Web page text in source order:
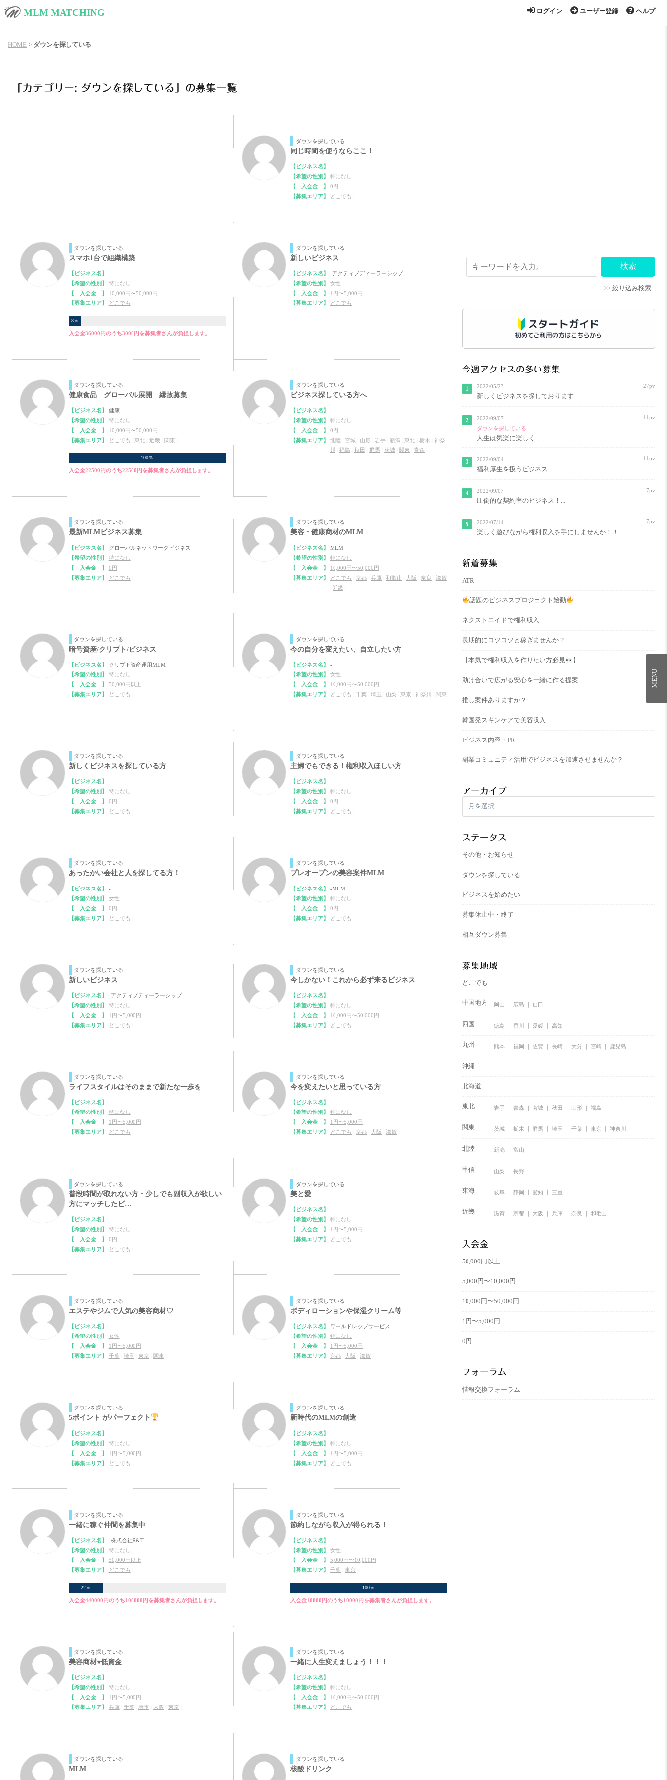
MLM MATCHING ヘルプ
ユーザー登録
ログイン
HOME > ダウンを探している
「カテゴリー: ダウンを探している」の募集一覧
ダウンを探している
同じ時間を使うならここ！
【ビジネス名】
-
【希望の性別】
特になし
【 入会金 】
0円
【募集エリア】
どこでも
ダウンを探している
スマホ1台で組織構築
【ビジネス名】
-
【希望の性別】
特になし
【 入会金 】
10,000円〜50,000円
【募集エリア】
どこでも
8％
入会金36000円のうち3000円を募集者さんが負担します。
ダウンを探している
新しいビジネス
【ビジネス名】
-アクティブディーラーシップ
【希望の性別】
女性
【 入会金 】
1円〜5,000円
【募集エリア】
どこでも
ダウンを探している
健康食品 グローバル展開 縁故募集
【ビジネス名】
健康
【希望の性別】
特になし
【 入会金 】
10,000円〜50,000円
【募集エリア】
どこでも 東北| 近畿 関東
100％
入会金22500円のうち22500円を募集者さんが負担します。
ダウンを探している
ビジネス探している方へ
【ビジネス名】
-
【希望の性別】
特になし
【 入会金 】
0円
【募集エリア】
北陸 |宮城 山形 岩手 新潟 |東北 |栃木 |神奈
|福島 |秋田 群馬 |茨城 関東 青森
ダウンを探している
最新MLMビジネス募集
【ビジネス名】
グローバルネットワークビジネス
【希望の性別】
特になし
【 入会金 】
0円
【募集エリア】
どこでも
ダウンを探している
美容・健康商材のMLM
【ビジネス名】
MLM
【希望の性別】
特になし
【 入会金 】
10,000円〜50,000円
【募集エリア】
どこでも 京都 |兵庫 |和歌山 大阪 |奈良 |滋賀
|近畿
ダウンを探している
暗号資産/クリプト/ビジネス
【ビジネス名】
クリプト資産運用MLM
【希望の性別】
特になし
【 入会金 】
50,000円以上
【募集エリア】
どこでも
ダウンを探している
今の自分を変えたい、自立したい方
【ビジネス名】
-
【希望の性別】
女性
【 入会金 】
10,000円〜50,000円
【募集エリア】
どこでも |千葉 |埼玉 山梨 |東京 |神奈川
関東
ダウンを探している
新しくビジネスを探している方
【ビジネス名】
-
【希望の性別】
特になし
【 入会金 】
0円
【募集エリア】
どこでも
ダウンを探している
主婦でもできる！権利収入ほしい方
【ビジネス名】
-
【希望の性別】
特になし
【 入会金 】
0円
【募集エリア】
どこでも
ダウンを探している
あったかい会社と人を探してる方！
【ビジネス名】
-
【希望の性別】
女性
【 入会金 】
0円
【募集エリア】
どこでも
ダウンを探している
プレオープンの美容案件MLM
【ビジネス名】
-MLM
【希望の性別】
特になし
【 入会金 】
0円
【募集エリア】
どこでも
ダウンを探している
新しいビジネス
【ビジネス名】
-アクティブディーラーシップ
【希望の性別】
特になし
【 入会金 】
1円〜5,000円
【募集エリア】
どこでも
ダウンを探している
今しかない！これから必ず来るビジネス
【ビジネス名】
-
【希望の性別】
特になし
【 入会金 】
10,000円〜50,000円
【募集エリア】
どこでも
ダウンを探している
ライフスタイルはそのままで新たな一歩を
【ビジネス名】
-
【希望の性別】
特になし
【 入会金 】
1円〜5,000円
【募集エリア】
どこでも
ダウンを探している
今を変えたいと思っている方
【ビジネス名】
-
【希望の性別】
特になし
【 入会金 】
1円〜5,000円
【募集エリア】
どこでも 京都 大阪 |滋賀
ダウンを探している
普段時間が取れない方・少しでも副収入が欲しい
方にマッチしたビ…
【ビジネス名】
-
【希望の性別】
特になし
【 入会金 】
0円
【募集エリア】
どこでも
ダウンを探している
美と愛
【ビジネス名】
-
【希望の性別】
特になし
【 入会金 】
1円〜5,000円
【募集エリア】
どこでも
ダウンを探している
エステやジムで人気の美容商材♡
【ビジネス名】
-
【希望の性別】
女性
【 入会金 】
1円〜5,000円
【募集エリア】
千葉 埼玉 東京 関東
ダウンを探している
ボディローションや保湿クリーム等
【ビジネス名】
ワールドレップサービス
【希望の性別】
特になし
【 入会金 】
1円〜5,000円
【募集エリア】
京都 大阪 |滋賀
ダウンを探している
5ポイント がパーフェクト
【ビジネス名】
-
【希望の性別】
特になし
【 入会金 】
1円〜5,000円
【募集エリア】
どこでも
ダウンを探している
新時代のMLMの創造
【ビジネス名】
-
【希望の性別】
特になし
【 入会金 】
1円〜5,000円
【募集エリア】
どこでも
ダウンを探している
一緒に稼ぐ仲間を募集中
【ビジネス名】
-株式会社R&T
【希望の性別】
特になし
【 入会金 】
50,000円以上
【募集エリア】
どこでも
22％
入会金440000円のうち100000円を募集者さんが負担します。
ダウンを探している
節約しながら収入が得られる！
【ビジネス名】
-
【希望の性別】
女性
【 入会金 】
5,000円〜10,000円
【募集エリア】
千葉 |東京
100％
入会金10000円のうち10000円を募集者さんが負担します。
ダウンを探している
美容商材⭐︎低資金
【ビジネス名】
-
【希望の性別】
特になし
【 入会金 】
1円〜5,000円
【募集エリア】
兵庫 千葉 埼玉 大阪 東京
ダウンを探している
一緒に人生変えましょう！！！
【ビジネス名】
-
【希望の性別】
特になし
【 入会金 】
10,000円〜50,000円
【募集エリア】
どこでも
ダウンを探している
MLM
ダウンを探している
核酸ドリンク
>> 絞り込み検索
今週アクセスの多い募集
2022/05/23 27pv
新しくビジネスを探しております...
2022/09/07
11pv
ダウンを探している
人生は気楽に楽しく
2022/09/04 11pv
福利厚生を扱うビジネス
2022/09/07 7pv
圧倒的な契約率のビジネス！...
2022/07/14 7pv
楽しく遊びながら権利収入を手にしませんか！！...
新着募集
ATR
話題のビジネスプロジェクト始動
ネクストエイドで権利収入
長期的にコツコツと稼ぎませんか？
【本気で権利収入を作りたい方必見 】
助け合いで広がる安心を一緒に作る提案
推し案件ありますか？
韓国発スキンケアで美容収入
ビジネス内容・PR
副業コミュニティ活用でビジネスを加速させませんか？
アーカイブ
ブ
ステータス
その他・お知らせ
ダウンを探している
ビジネスを始めたい
募集休止中・終了
相互ダウン募集
募集地域
どこでも
中国地方 岡山 広島 山口
四国 徳島 香川 愛媛 高知
九州 熊本 福岡 佐賀 長崎 大分 宮崎 鹿児島
沖縄
北海道
東北 岩手 青森 宮城 秋田 山形 福島
関東 茨城 栃木 群馬 埼玉 千葉 東京 神奈川
北陸 新潟 富山
甲信 山梨 長野
東海 岐阜 静岡 愛知 三重
近畿 滋賀 京都 大阪 兵庫 奈良 和歌山
入会金
50,000円以上
5,000円〜10,000円
10,000円〜50,000円
1円〜5,000円
0円
フォーラム
情報交換フォーラム
MENU